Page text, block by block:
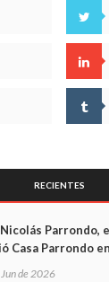
RECIENTES
Parrondo,
Casa Parrondo
en Madrid
de 2026